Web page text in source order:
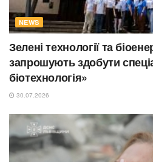
NEWS
Зелені технології та
запрошують здобути
біотехнологія»
30.07.2026